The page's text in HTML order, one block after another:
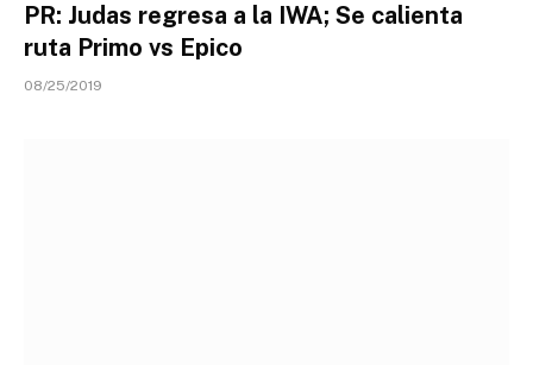
PR: Judas regresa a la IWA; Se calienta
ruta Primo vs Epico
08/25/2019